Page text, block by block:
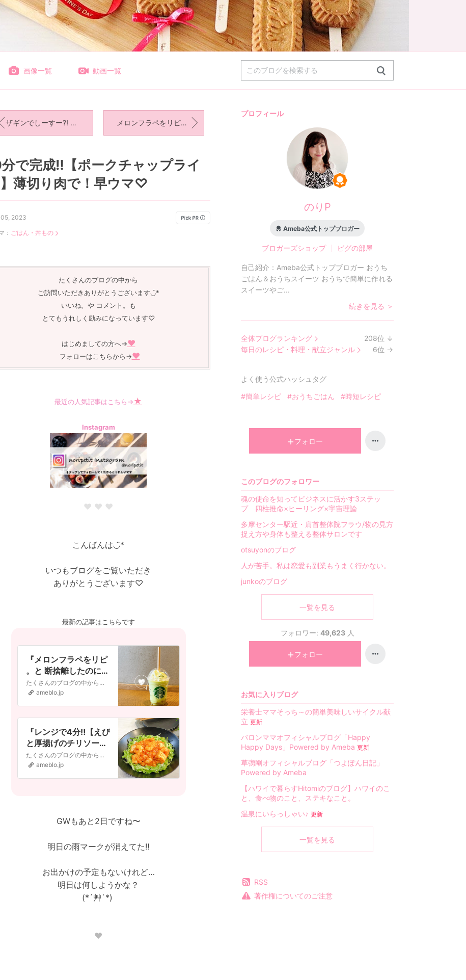
画像一覧 動画一覧
ザギンでしーすー⁈ と 吾郎ちゃんのカフェ。 メロンフラペをリピ。と 断捨離したのに…。
で完成‼︎【ポークチャップライ
薄切り肉で！早ウマ♡
2023
： ごはん・丼もの
たくさんのブログの中から
ご訪問いただきありがとうございます◡̈︎*
いいね。や コメント。も
とてもうれしく励みになっています♡
はじめましての方へ→❤︎
フォローはこちらから→❤︎
最近の人気記事はこちら→★
Instagram
❤︎ ❤︎ ❤︎
こんばんは◡̈︎*
いつもブログをご覧いただき
ありがとうございます♡
最新の記事はこちらです
『メロンフラペをリピ
。と 断捨離したのに…
。』
たくさんのブログの中からご訪問いただきありがとうございます◡̈︎*いいね。や コメント。もとてもうれしく励みになっています♡ はじめましての方へ→❤︎ フォロ…
ameblo.jp
『レンジで4分‼︎【えび
と厚揚げのチリソース
】簡単・時短！』
たくさんのブログの中からご訪問いただきありがとうございます◡̈︎*いいね。や コメント。もとてもうれしく励みになっています♡ はじめましての方へ→❤︎ フォロ…
ameblo.jp
GWもあと2日ですね〜
明日の雨マークが消えてた‼︎
お出かけの予定もないけれど…
明日は何しようかな？
(*´艸`*)
❤︎
プロフィール
のりP
Ameba公式トップブロガー
ブロガーズショップ ピグの部屋
自己紹介： Ameba公式トップブロガー おうち
ごはん＆おうちスイーツ おうちで簡単に作れる
スイーツやご...
続きを見る ＞
全体ブログランキング 208位 ↓
毎日のレシピ・料理・献立ジャンル 6位 →
よく使う公式ハッシュタグ
#簡単レシピ #おうちごはん #時短レシピ
フォロー
このブログのフォロワー
魂の使命を知ってビジネスに活かす3ステッ
プ 四柱推命×ヒーリング×宇宙理論
多摩センター駅近・肩首整体院フラウ/物の見方
捉え方や身体も整える整体サロンです
otsuyonのブログ
人が苦手。私は恋愛も副業もうまく行かない。
junkoのブログ
一覧を見る
フォロワー: 49,623 人
フォロー
お気に入りブログ
栄養士ママそっち～の簡単美味しいサイクル献
立 更新
バロンママオフィシャルブログ「Happy
Happy Days」Powered by Ameba 更新
草彅剛オフィシャルブログ「つよぽん日記」
Powered by Ameba
【ハワイで暮らすHitomiのブログ】ハワイのこ
と、食べ物のこと、ステキなこと。
温泉にいらっしゃい♪ 更新
一覧を見る
RSS
著作権についてのご注意